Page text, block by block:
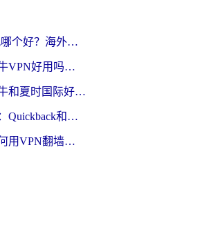
Quickback和云帆哪个好？海外党2026亲测指南：选对加速器大陆工具，无缝刷国内剧玩国服
海外党必看：斧牛VPN好用吗？和GoLinkVPN对比哪个回国效果更好？
海外党必看：斧牛和夏时国际好用吗？3步选对回国加速器，无缝刷国内资源
海外党踩坑指南：Quickback和归雁好用吗？选对加速器才能无缝刷国内资源
海外党必看：如何用VPN翻墙到大陆PTT？一篇解决你所有回国加速痛点